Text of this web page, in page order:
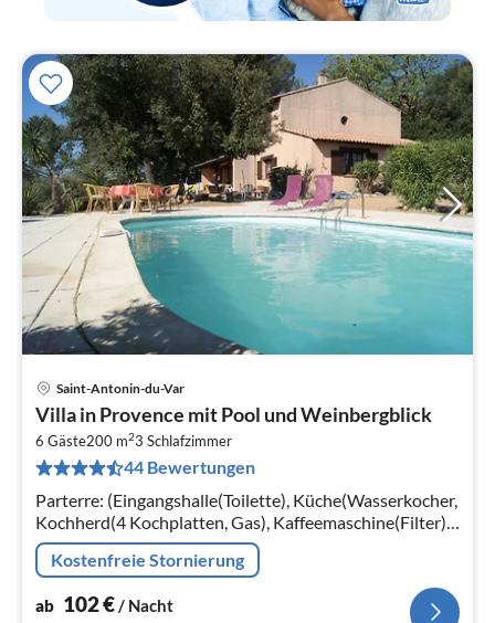
Saint-Antonin-du-Var
Villa in Provence mit Pool und Weinbergblick
6 Gäste200 m23 Schlafzimmer
44 Bewertungen
Parterre: (Eingangshalle(Toilette), Küche(Wasserkocher,
Kochherd(4 Kochplatten, Gas), Kaffeemaschine(Filter),
Backofen, Mikrowelle, Spülmaschine,
Kühl-/Gefrierkombination)
Kostenfreie Stornierung
ab 102€/ Nacht